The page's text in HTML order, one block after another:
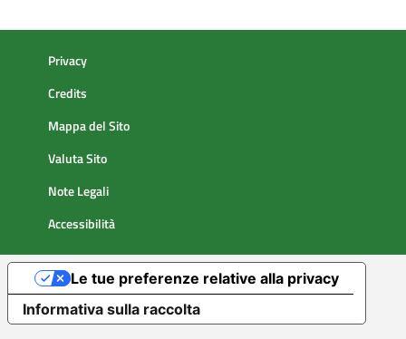
Privacy
Credits
Mappa del Sito
Valuta Sito
Note Legali
Accessibilità
Informativa sulla raccolta
Le tue preferenze relative alla privacy